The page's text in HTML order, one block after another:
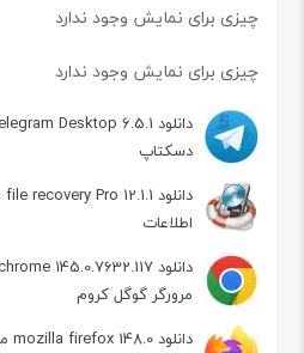
چیزی برای نمایش وجود ندارد
چیزی برای نمایش وجود ندارد
دسکتاپ
اطلاعات
مرورگر گوگل کروم
دانلود mozilla firefox 148.0 مرورگر موزیلا فایرفاکس